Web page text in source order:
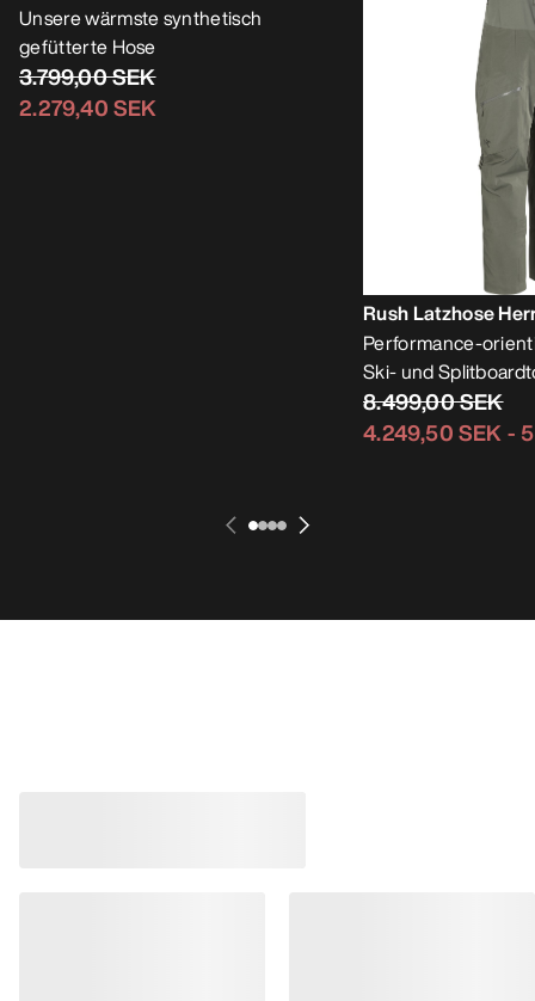
Rush Latzhose
Performance-
Ski- und
8.499,00 SEK
4.249,50 SEK-